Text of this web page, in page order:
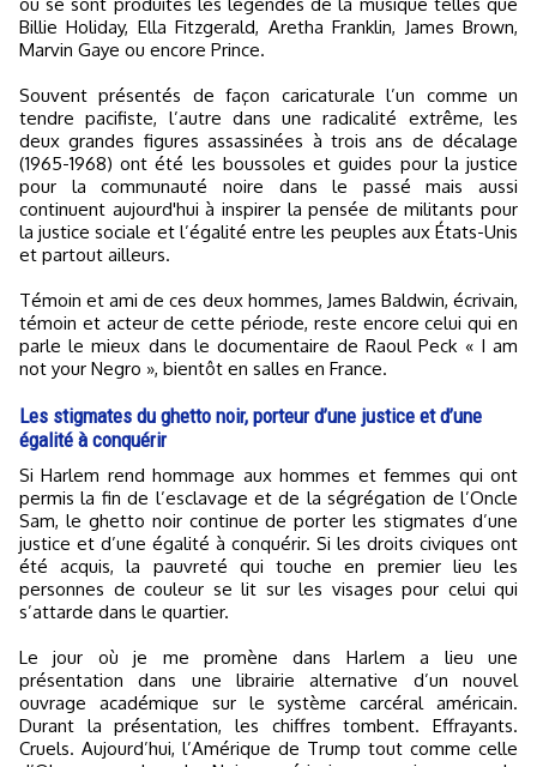
Billie Holiday, Ella Fitzgerald, Aretha Franklin, James Brown,
Marvin Gaye ou encore Prince.
Souvent présentés de façon caricaturale l’un comme un
tendre pacifiste, l’autre dans une radicalité extrême, les
deux grandes figures assassinées à trois ans de décalage
(1965-1968) ont été les boussoles et guides pour la justice
pour la communauté noire dans le passé mais aussi
continuent aujourd'hui à inspirer la pensée de militants pour
la justice sociale et l’égalité entre les peuples aux États-Unis
et partout ailleurs.
Témoin et ami de ces deux hommes, James Baldwin, écrivain,
témoin et acteur de cette période, reste encore celui qui en
parle le mieux dans le documentaire de Raoul Peck « I am
not your Negro », bientôt en salles en France.
Les stigmates du ghetto noir, porteur d’une justice et d’une
égalité à conquérir
Si Harlem rend hommage aux hommes et femmes qui ont
permis la fin de l’esclavage et de la ségrégation de l’Oncle
Sam, le ghetto noir continue de porter les stigmates d’une
justice et d’une égalité à conquérir. Si les droits civiques ont
été acquis, la pauvreté qui touche en premier lieu les
personnes de couleur se lit sur les visages pour celui qui
s’attarde dans le quartier.
Le jour où je me promène dans Harlem a lieu une
présentation dans une librairie alternative d’un nouvel
ouvrage académique sur le système carcéral américain.
Durant la présentation, les chiffres tombent. Effrayants.
Cruels. Aujourd’hui, l’Amérique de Trump tout comme celle